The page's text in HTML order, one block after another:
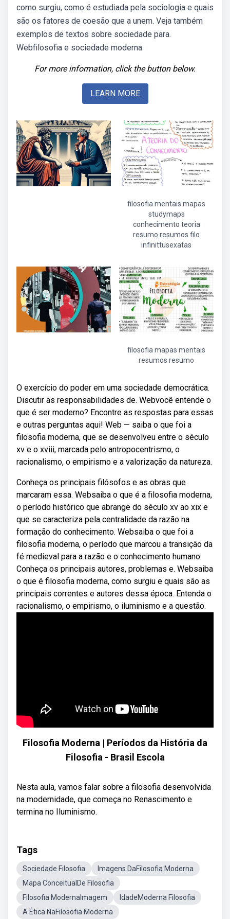
como surgiu, como é estudiada pela sociologia e quais
são os fatores de coesão que a unem. Veja também
exemplos de textos sobre sociedade para.
Webfilosofia e sociedade moderna.
For more information, click the button below.
LEARN MORE
filosofia mentais mapas
studymaps
conhecimento teoria
resumo resumos filo
infinittusexatas
filosofia mapas mentais
resumos resumo
O exercício do poder em uma sociedade democrática.
Discutir as responsabilidades de. Webvocê entende o
que é ser moderno? Encontre as respostas para essas
e outras perguntas aqui! Web — saiba o que foi a
filosofia moderna, que se desenvolveu entre o século
xv e o xviii, marcada pelo antropocentrismo, o
racionalismo, o empirismo e a valorização da natureza.
Conheça os principais filósofos e as obras que
marcaram essa. Websaiba o que é a filosofia moderna,
o período histórico que abrange do século xv ao xix e
que se caracteriza pela centralidade da razão na
formação do conhecimento. Websaiba o que foi a
filosofia moderna, o período que marcou a transição da
fé medieval para a razão e o conhecimento humano.
Conheça os principais autores, problemas e. Websaiba
o que é filosofia moderna, como surgiu e quais são as
principais correntes e autores dessa época. Entenda o
racionalismo, o empirismo, o iluminismo e a questão.
Filosofia Moderna | Períodos da História da
Filosofia - Brasil Escola
Nesta aula, vamos falar sobre a filosofia desenvolvida
na modernidade, que começa no Renascimento e
termina no Iluminismo.
Tags
Sociedade Filosofia
Imagens DaFilosofia Moderna
Mapa ConceitualDe Filosofia
Filosofia ModernaImagem
IdadeModerna Filosofia
A Ética NaFilosofia Moderna